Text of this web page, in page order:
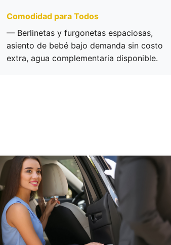
Comodidad para Todos
— Berlinetas y furgonetas espaciosas,
asiento de bebé bajo demanda sin costo
extra, agua complementaria disponible.